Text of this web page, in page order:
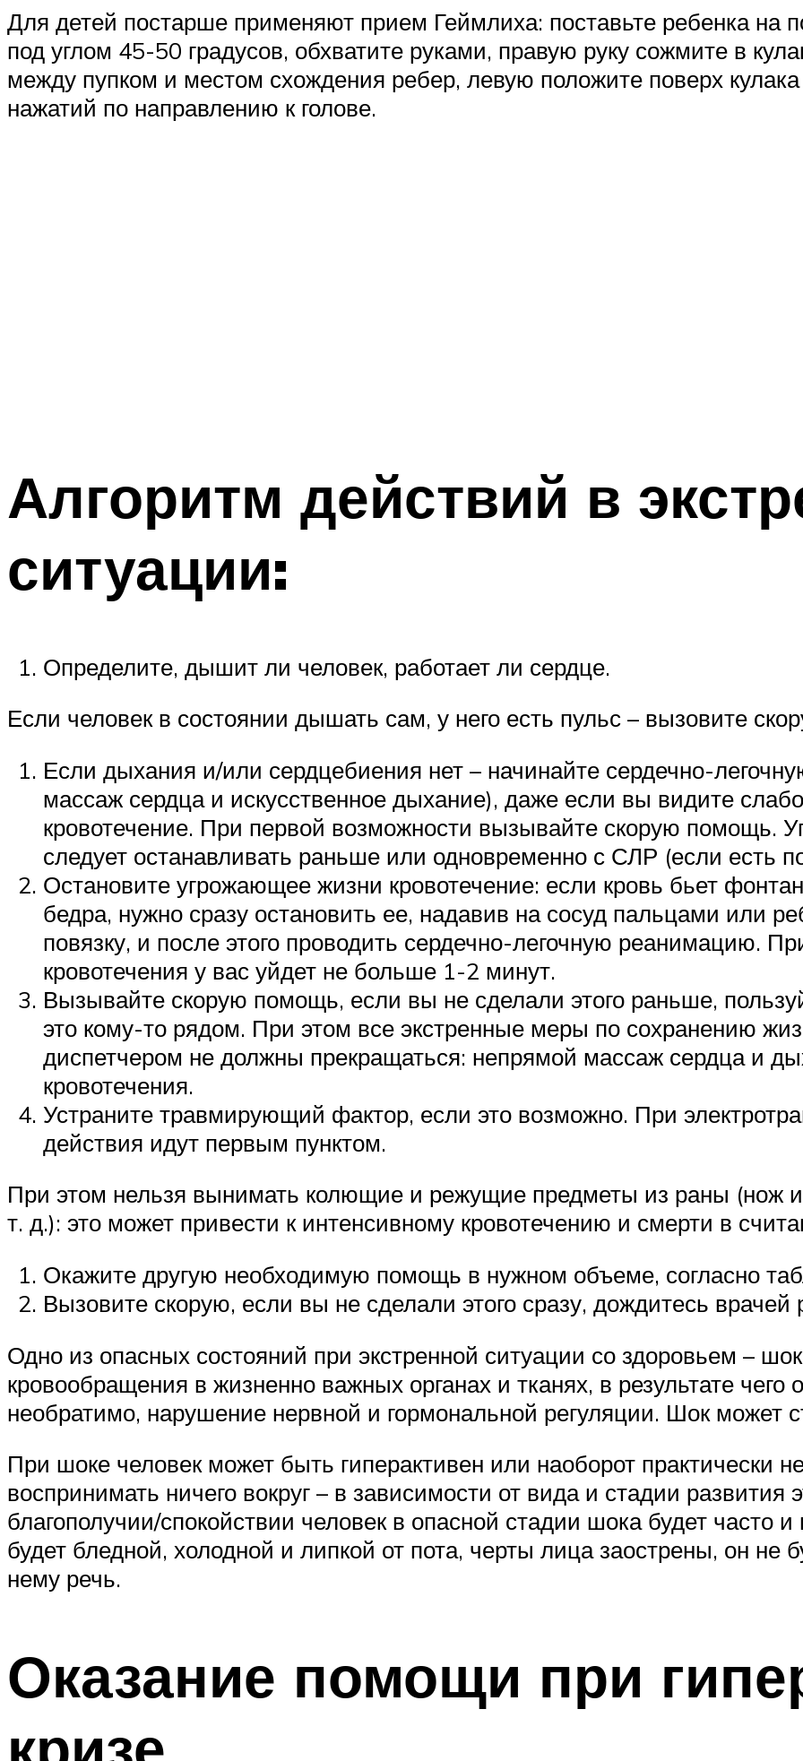
Для детей постарше применяют прием Геймлиха: поставьте ребенка на
под углом 45-50 градусов, обхватите руками, правую руку сожмите в
между пупком и местом схождения ребер, левую положите поверх кулака
нажатий по направлению к голове.
Алгоритм действий в
ситуации:
Определите, дышит ли человек, работает ли сердце.
Если человек в состоянии дышать сам, у него есть пульс – вызовите
Если дыхания и/или сердцебиения нет – начинайте сердечно-
массаж сердца и искусственное дыхание), даже если вы видите
кровотечение. При первой возможности вызывайте скорую помощь.
следует останавливать раньше или одновременно с СЛР (если есть
Остановите угрожающее жизни кровотечение: если кровь бьет
бедра, нужно сразу остановить ее, надавив на сосуд пальцами или
повязку, и после этого проводить сердечно-легочную реанимацию.
кровотечения у вас уйдет не больше 1-2 минут.
Вызывайте скорую помощь, если вы не сделали этого раньше,
это кому-то рядом. При этом все экстренные меры по сохранению
диспетчером не должны прекращаться: непрямой массаж сердца и
кровотечения.
Устраните травмирующий фактор, если это возможно. При
действия идут первым пунктом.
При этом нельзя вынимать колющие и режущие предметы из раны (нож
т. д.): это может привести к интенсивному кровотечению и смерти в
Окажите другую необходимую помощь в нужном объеме, согласно
Вызовите скорую, если вы не сделали этого сразу, дождитесь
Одно из опасных состояний при экстренной ситуации со здоровьем –
кровообращения в жизненно важных органах и тканях, в результате чего
необратимо, нарушение нервной и гормональной регуляции. Шок может
При шоке человек может быть гиперактивен или наоборот практически
воспринимать ничего вокруг – в зависимости от вида и стадии развития
благополучии/спокойствии человек в опасной стадии шока будет часто
будет бледной, холодной и липкой от пота, черты лица заострены, он не
нему речь.
Оказание помощи при